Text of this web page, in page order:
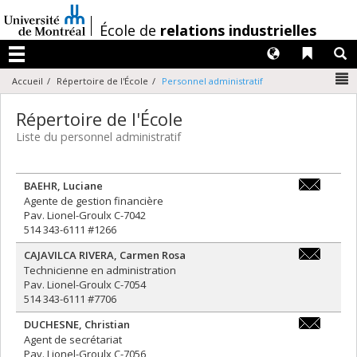
au
contenu
/École de relations industrielles
Menu
Liens
Langues
Accueil Répertoire de l'École Personnel administratif
Répertoire de l'École
Liste du personnel administratif
BAEHR, Luciane
Agente de gestion financière
Pav. Lionel-Groulx C-7042
514 343-6111 #1266
CAJAVILCA RIVERA, Carmen Rosa
Technicienne en administration
Pav. Lionel-Groulx C-7054
514 343-6111 #7706
DUCHESNE, Christian
Agent de secrétariat
Pav. Lionel-Groulx C-7056